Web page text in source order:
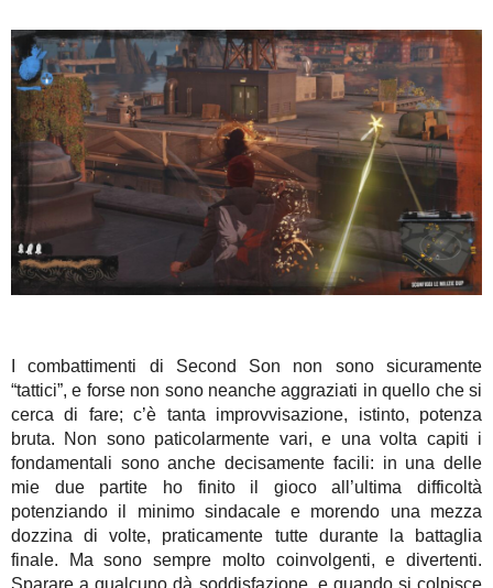
I combattimenti di Second Son non sono sicuramente
“tattici”, e forse non sono neanche aggraziati in quello che si
cerca di fare; c’è tanta improvvisazione, istinto, potenza
bruta. Non sono paticolarmente vari, e una volta capiti i
fondamentali sono anche decisamente facili: in una delle
mie due partite ho finito il gioco all’ultima difficoltà
potenziando il minimo sindacale e morendo una mezza
dozzina di volte, praticamente tutte durante la battaglia
finale. Ma sono sempre molto coinvolgenti, e divertenti.
Sparare a qualcuno dà soddisfazione, e quando si colpisce